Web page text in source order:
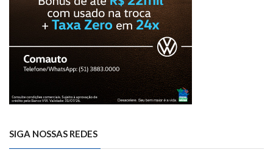
SIGA NOSSAS REDES